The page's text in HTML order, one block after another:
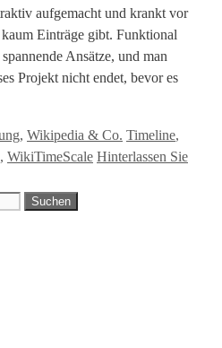
aufgemacht und krankt vor
Einträge gibt. Funktional
Ansätze, und man
Projekt nicht endet, bevor es
, Wikipedia & Co. Tags
Timeline,
, WikiTimeScale Hinterlassen Sie